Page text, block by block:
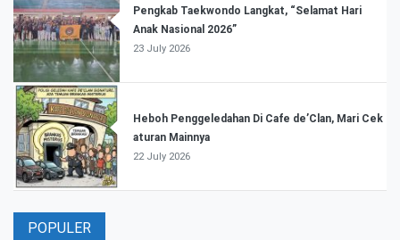
Pengkab Taekwondo Langkat, “Selamat Hari
Anak Nasional 2026”
23 July 2026
Heboh Penggeledahan Di Cafe de’Clan, Mari Cek
aturan Mainnya
22 July 2026
POPULER